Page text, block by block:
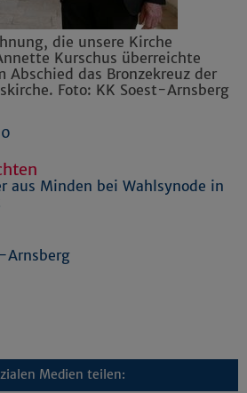
die unsere Kirche
Kurschus überreichte
Abschied das Bronzekreuz der
Foto: KK Soest-Arnsberg
aus Minden bei Wahlsynode in
Arnsberg
Medien teilen: